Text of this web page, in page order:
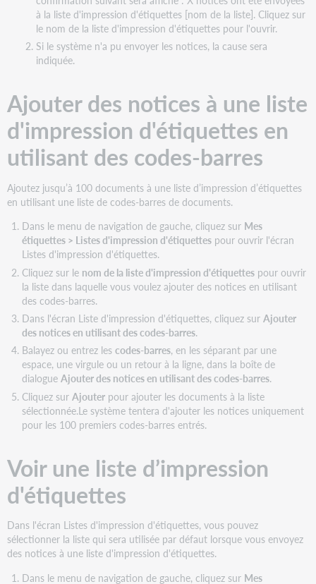
à la liste d'impression d'étiquettes [nom de la liste]. Cliquez sur
le nom de la liste d'impression d'étiquettes pour l'ouvrir.
Si le système n'a pu envoyer les notices, la cause sera
indiquée.
Ajouter des notices à une liste
d'impression d'étiquettes en
utilisant des codes-barres
Ajoutez jusqu’à 100 documents à une liste d’impression d’étiquettes
en utilisant une liste de codes-barres de documents.
Dans le menu de navigation de gauche, cliquez sur Mes
étiquettes > Listes d'impression d'étiquettespour ouvrir l'écran
Listes d'impression d'étiquettes.
Cliquez sur le nom de la liste d'impression d'étiquettespour ouvrir
la liste dans laquelle vous voulez ajouter des notices en utilisant
des codes-barres.
Dans l'écran Liste d'impression d'étiquettes, cliquez sur Ajouter
des notices en utilisant des codes-barres.
Balayez ou entrez les codes-barres, en les séparant par une
espace, une virgule ou un retour à la ligne, dans la boîte de
dialogue Ajouter des notices en utilisant des codes-barres.
Cliquez sur Ajouterpour ajouter les documents à la liste
sélectionnée.Le système tentera d'ajouter les notices uniquement
pour les 100 premiers codes-barres entrés.
Voir une liste d’impression
d'étiquettes
Dans l'écran Listes d'impression d'étiquettes, vous pouvez
sélectionner la liste qui sera utilisée par défaut lorsque vous envoyez
des notices à une liste d'impression d'étiquettes.
Dans le menu de navigation de gauche, cliquez sur Mes